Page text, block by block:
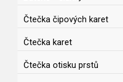
Čtečka čipových karet
Čtečka karet
Čtečka otisku prstů